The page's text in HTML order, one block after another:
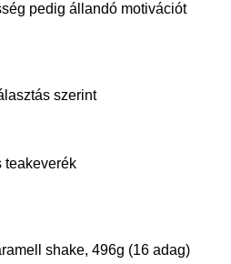
pedig állandó motivációt
szerint
shake, 496g (16 adag)